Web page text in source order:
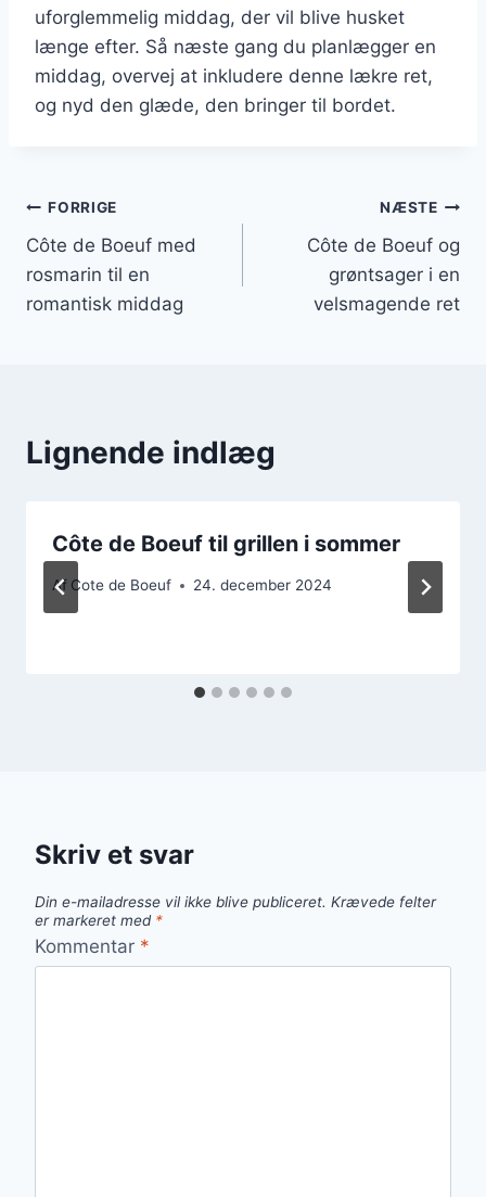
uforglemmelig middag, der vil blive husket
længe efter. Så næste gang du planlægger en
middag, overvej at inkludere denne lækre ret,
og nyd den glæde, den bringer til bordet.
Indlægsnavigation
FORRIGE
Côte de Boeuf med
rosmarin til en
romantisk middag
NÆSTE
Côte de Boeuf og
grøntsager i en
velsmagende ret
Lignende indlæg
Côte de Boeuf til grillen i sommer
Af Cote de Boeuf 24. december 2024
Skriv et svar
Din e-mailadresse vil ikke blive publiceret. Krævede felter
er markeret med *
Kommentar *